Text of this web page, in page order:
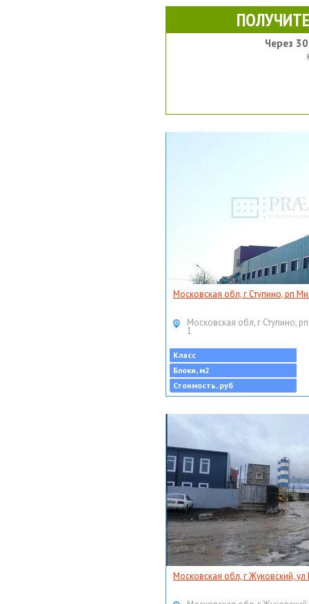
Через
Московская обл, г Ступино, рп
Московская обл, г Ступино,
1
Класс
Блоки, м2
Стоимость, руб
Московская обл, г Жуковский,